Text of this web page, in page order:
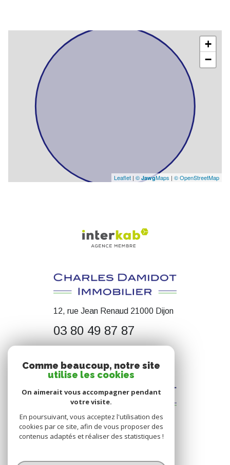
+
−
Leaflet | © JawgMaps | © OpenStreetMap
12, rue Jean Renaud 21000 Dijon
03 80 49 87 87
© 2026 | Tous droits réservés
Comme beaucoup, notre site
utilise les cookies
On aimerait vous accompagner pendant
votre visite.
En poursuivant, vous acceptez l'utilisation des
cookies par ce site, afin de vous proposer des
contenus adaptés et réaliser des statistiques !